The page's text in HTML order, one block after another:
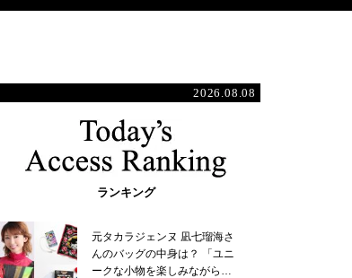
2026.08.08
ランキング
元タカラジェンヌ 凪七瑠海さ
んのバッグの中身は？ 「ユニ
ークな小物を楽しみながら…